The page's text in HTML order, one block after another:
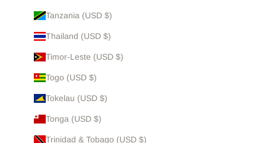
Tanzania (USD $)
Thailand (USD $)
Timor-Leste (USD $)
Togo (USD $)
Tokelau (USD $)
Tonga (USD $)
Trinidad & Tobago (USD $)